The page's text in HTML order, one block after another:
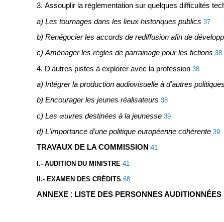
3. Assouplir la réglementation sur quelques difficultés
a) Les tournages dans les lieux historiques publics 37
b) Renégocier les accords de rediffusion afin de
c) Aménager les règles de parrainage pour les fictions 38
4. D'autres pistes à explorer avec la profession 38
a) Intégrer la production audiovisuelle à d'autres
b) Encourager les jeunes réalisateurs 38
c) Les œuvres destinées à la jeunesse 39
d) L'importance d'une politique européenne cohérente 39
TRAVAUX DE LA COMMISSION 41
I.- AUDITION DU MINISTRE 41
II.- EXAMEN DES CRÉDITS 68
ANNEXE: LISTE DES PERSONNES AUDITIONNÉES